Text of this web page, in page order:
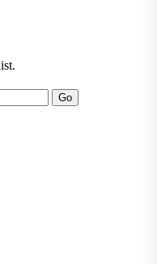
proximidades (bons
hospital,
E para o conforto